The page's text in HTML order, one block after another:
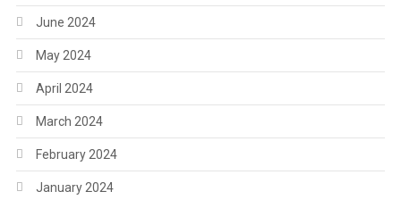
June 2024
May 2024
April 2024
March 2024
February 2024
January 2024